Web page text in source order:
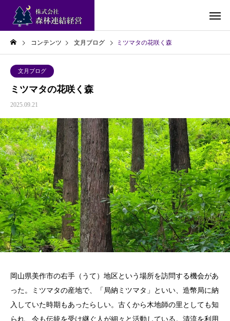
コンテンツ 文月ブログ ミツマタの花咲く森
文月ブログ
ミツマタの花咲く森
2025.09.21
岡山県美作市の右手（うて）地区という場所を訪問する機会があ
った。ミツマタの産地で、「局納ミツマタ」といい、造幣局に納
入していた時期もあったらしい。古くから木地師の里としても知
られ、今も伝統を受け継ぐ人が細々と活動している。清流を利用